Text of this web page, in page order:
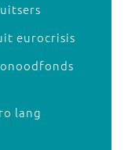
eurocrisis
lang